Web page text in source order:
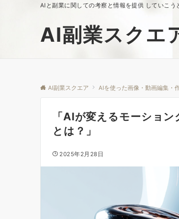
AIと副業に関しての考察と情報を提供 していこう
AI副業スクエ
AI副業スクエア AIを使った画像・動画編集・
「AIが変えるモーショ
とは？」
2025年2月28日